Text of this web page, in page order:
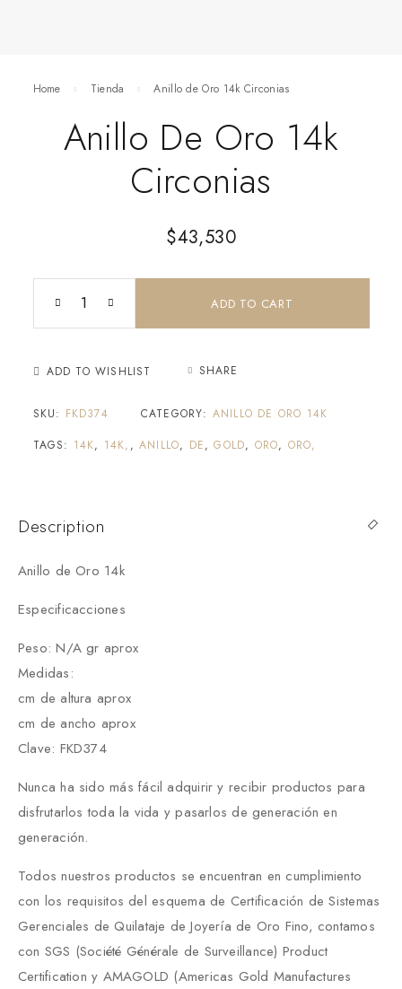
Home Tienda Anillo de Oro 14k Circonias
Anillo De Oro 14k
Circonias
$43,530
ADD TO CART
ADD TO WISHLIST SHARE
SKU: FKD374 CATEGORY: ANILLO DE ORO 14K
TAGS: 14K, 14K, , ANILLO, DE,GOLD, ORO, ORO,
Description
Anillo de Oro 14k
Especificacciones
Peso: N/A gr aprox
Medidas:
cm de altura aprox
cm de ancho aprox
Clave: FKD374
Nunca ha sido más fácil adquirir y recibir productos para
disfrutarlos toda la vida y pasarlos de generación en
generación.
Todos nuestros productos se encuentran en cumplimiento
con los requisitos del esquema de Certificación de Sistemas
Gerenciales de Quilataje de Joyería de Oro Fino, contamos
con SGS (Société Générale de Surveillance) Product
Certification y AMAGOLD (Americas Gold Manufactures